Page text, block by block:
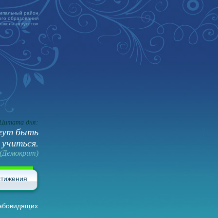
район
образования
искусств»
дня:
быть
(Демокрит)